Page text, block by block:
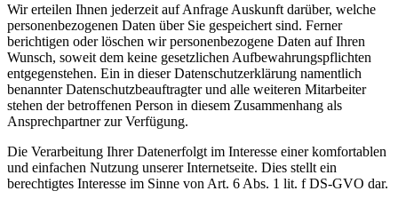
Wir erteilen Ihnen jederzeit auf Anfrage Auskunft darüber, welche
personenbezogenen Daten über Sie gespeichert sind. Ferner
berichtigen oder löschen wir personenbezogene Daten auf Ihren
Wunsch, soweit dem keine gesetzlichen Aufbewahrungspflichten
entgegenstehen. Ein in dieser Datenschutzerklärung namentlich
benannter Datenschutzbeauftragter und alle weiteren Mitarbeiter
stehen der betroffenen Person in diesem Zusammenhang als
Ansprechpartner zur Verfügung.
Die Verarbeitung Ihrer Datenerfolgt im Interesse einer komfortablen
und einfachen Nutzung unserer Internetseite. Dies stellt ein
berechtigtes Interesse im Sinne von Art. 6 Abs. 1 lit. f DS-GVO dar.